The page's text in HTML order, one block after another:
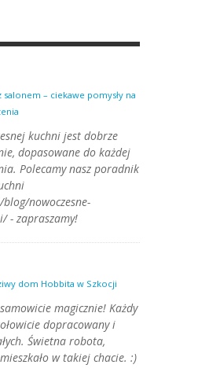
salonem – ciekawe pomysły na
kuchni jest dobrze
dopasowane do każdej
Polecamy nasz poradnik
nowoczesne-
- zapraszamy!
dom Hobbita w Szkocji
magicznie! Każdy
dopracowany i
Świetna robota,
w takiej chacie. :)